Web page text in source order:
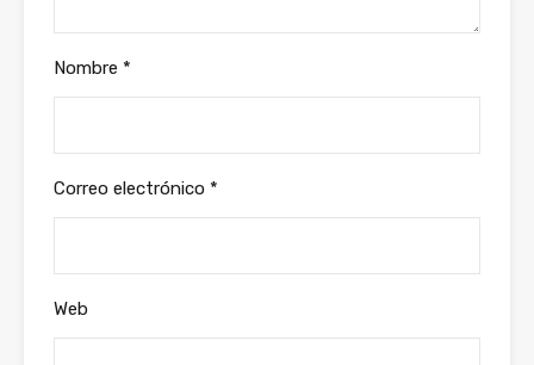
Nombre *
Correo electrónico *
Web